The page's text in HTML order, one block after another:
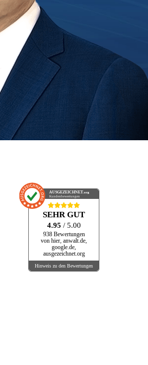
AUSGEZEICHNET.org
Kundenbewertungen
SEHR GUT
4.95 / 5.00
938 Bewertungen
von hier, anwalt.de,
google.de,
ausgezeichnet.org
Hinweis zu den Bewertungen